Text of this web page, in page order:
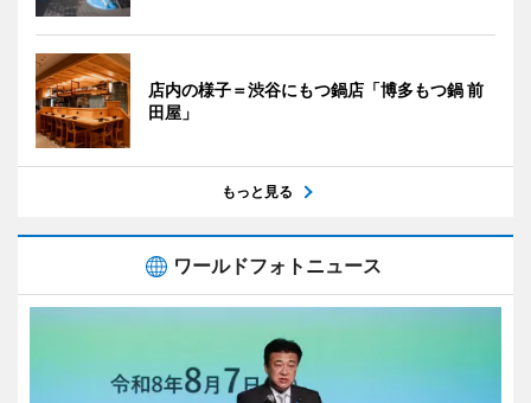
店内の様子＝渋谷にもつ鍋店「博多もつ鍋 前
田屋」
もっと見る
ワールドフォトニュース